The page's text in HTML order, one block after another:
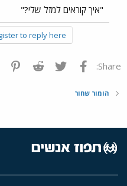
"איך קוראים למזל שלי?"
to reply here.
Share: פייסבוק Twitter
Reddit
הומור שחור